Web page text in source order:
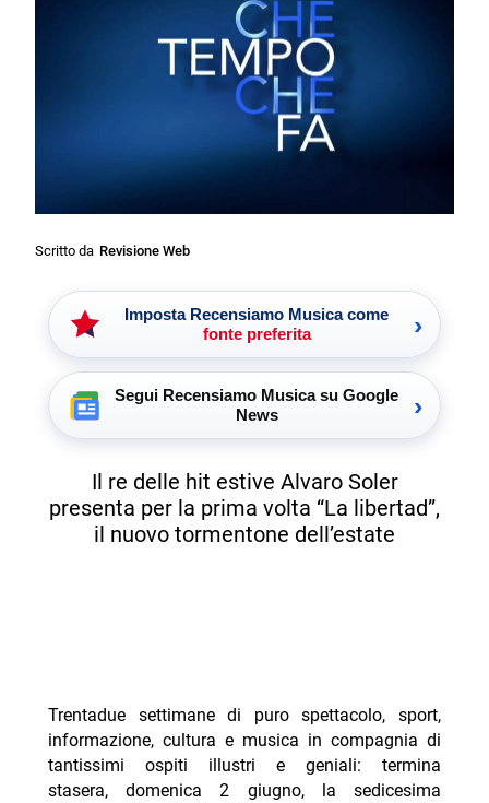
Scritto da Revisione Web
Imposta Recensiamo Musica come
fonte preferita
›
Segui Recensiamo Musica su Google
News
›
Il re delle hit estive Alvaro Soler
presenta per la prima volta “La libertad”,
il nuovo tormentone dell’estate
Trentadue settimane di puro spettacolo, sport,
informazione, cultura e musica in compagnia di
tantissimi ospiti illustri e geniali: termina
stasera, domenica 2 giugno, la sedicesima